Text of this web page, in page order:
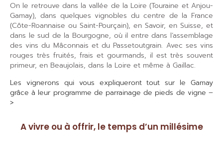
A vivre ou à offrir, le temps d’un millésime
On le retrouve dans la vallée de la Loire (Touraine et Anjou-
Gamay), dans quelques vignobles du centre de la France
(Côte-Roannaise ou Saint-Pourçain), en Savoir, en Suisse, et
dans le sud de la Bourgogne, où il entre dans l’assemblage
des vins du Mâconnais et du Passetoutgrain. Avec ses vins
rouges très fruités, frais et gourmands, il est très souvent
primeur, en Beaujolais, dans la Loire et même à Gaillac.
Les vignerons qui vous expliqueront tout sur le Gamay
grâce à leur programme de parrainage de pieds de vigne –
>